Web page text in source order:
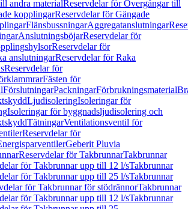
andra materialReservdelar för Övergångar till
kopplingarReservdelar för Gängade
FlänsbussningarAggregatanslutningar
AnslutningsböjarReservdelar för
Reservdelar för
anslutningarReservdelar för Raka
Reservdelar för
Fästen för
FörslutningarPackningarFörbrukningsmaterial
LjudisoleringIsoleringar för
Isoleringar för byggnadsljudisolering och
TätningarVentilationsventil för
Reservdelar för
Geberit Pluvia
Reservdelar för TakbrunnarTakbrunnar
för Takbrunnar upp till 12 l/sTakbrunnar
för Takbrunnar upp till 25 l/sTakbrunnar
för Takbrunnar för stödrännorTakbrunnar
för Takbrunnar upp till 12 l/sTakbrunnar